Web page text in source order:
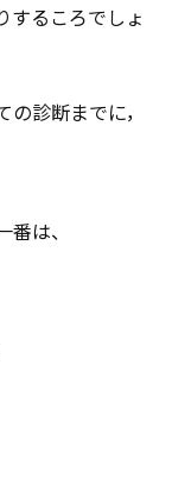
するころでしょ
診断までに，
は、